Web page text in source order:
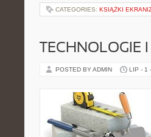
CATEGORIES: KSIĄŻKI
TECHNOLOGIE
POSTED BY ADMIN LIP - 1